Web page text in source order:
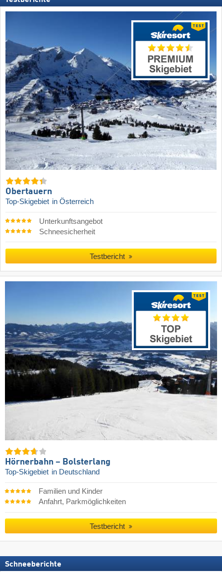
Obertauern
Top-Skigebiet in Österreich
Unterkunftsangebot
Schneesicherheit
Testbericht
Hörnerbahn – Bolsterlang
Top-Skigebiet in Deutschland
Familien und Kinder
Anfahrt, Parkmöglichkeiten
Testbericht
Schneeberichte